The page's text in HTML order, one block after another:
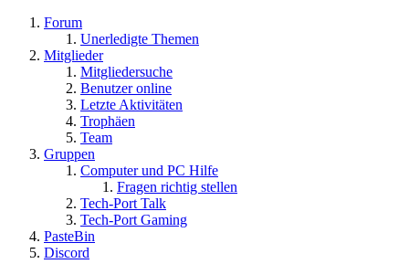
Forum
Unerledigte Themen
Mitglieder
Mitgliedersuche
Benutzer online
Letzte Aktivitäten
Trophäen
Team
Gruppen
Computer und PC Hilfe
Fragen richtig stellen
Tech-Port Talk
Tech-Port Gaming
PasteBin
Discord